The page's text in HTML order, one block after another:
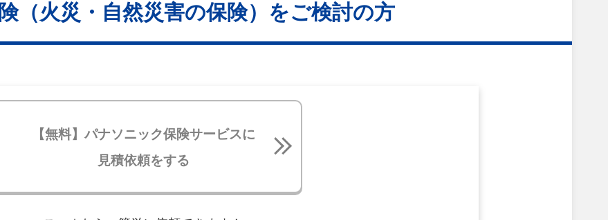
（火災・自然災害の保険） をご検討の方
【無料】パナソニック保険サービスに
見積依頼をする